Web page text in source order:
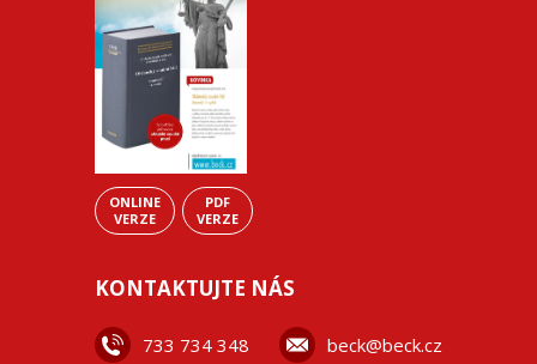
ONLINE
VERZE
PDF
VERZE
KONTAKTUJTE NÁS
733 734 348 beck@beck.cz